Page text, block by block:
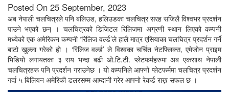
Posted On 25 September, 2023
अब नेपाली चलचित्रले पनि बलिउड, हलिउडका चलचित्र सरह सजिलै विश्वभर प्रदर्शन
पाउने भएको छन् । चलचित्रको डिजिटल रिलिजमा अग्रणी स्थान लिएको कम्पनी
मध्येको एक अमेरिकन कम्पनी ‘रिलिज वर्ल्ड’ले हालै मात्र एसियाका चलचित्र प्रदर्शन गर्ने
बाटो खुल्ला गरेको हो । ‘रिलिज वर्ल्ड’ ले विश्वका चर्चित नेटफ्लिक्स, एमेजोन प्राइम
भिडियो लगायतका ३ सय भन्दा बढी ओ.टि.टी. प्लेटफर्महरुमा अब एकसाथ नेपाली
चलचित्रहरू पनि प्रदर्शन गराउनेछ । यो कम्पनिले आफ्नो प्लेटफर्ममा चलचित्र प्रदर्शन
गर्दा ५ बिलियन अमेरिकी डलरसम्म आम्दानी गरेर आफ्नो रेकर्ड राख्न सफल छ ।